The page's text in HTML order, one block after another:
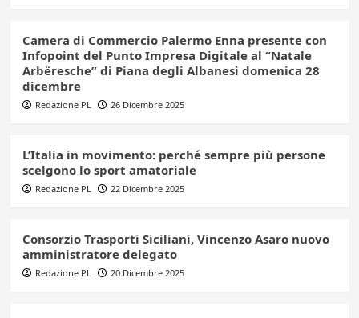
Camera di Commercio Palermo Enna presente con
Infopoint del Punto Impresa Digitale al “Natale
Arbëresche” di Piana degli Albanesi domenica 28
dicembre
Redazione PL 26 Dicembre 2025
L’Italia in movimento: perché sempre più persone
scelgono lo sport amatoriale
Redazione PL 22 Dicembre 2025
Consorzio Trasporti Siciliani, Vincenzo Asaro nuovo
amministratore delegato
Redazione PL 20 Dicembre 2025